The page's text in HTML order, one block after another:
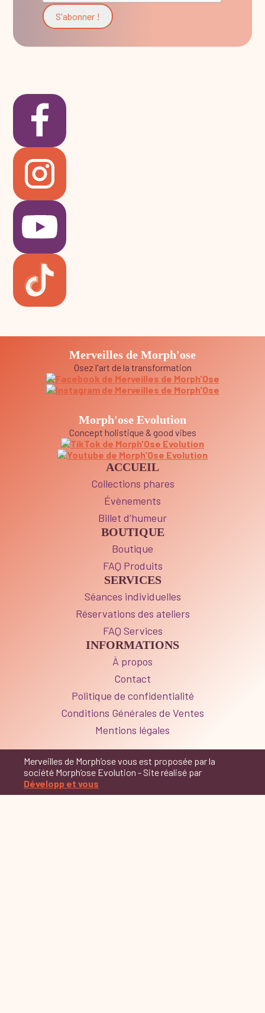
Merveilles de Morph'ose
Osez l'art de la transformation
Morph'ose Evolution
Concept holistique & good vibes
ACCUEIL
Collections phares
Évènements
Billet d’humeur
BOUTIQUE
Boutique
FAQ Produits
SERVICES
Séances individuelles
Réservations des ateliers
FAQ Services
INFORMATIONS
À propos
Contact
Politique de confidentialité
Conditions Générales de Ventes
Mentions légales
Merveilles de Morph’ose vous est proposée par la
société Morph’ose Evolution - Site réalisé par
Développ et vous